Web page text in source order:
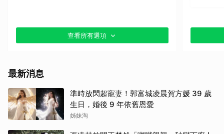
查看所有選項
最新消息
準時放閃超寵妻！郭富城凌晨賀方媛 39 歲
生日，婚後 9 年依舊恩愛
姊妹淘